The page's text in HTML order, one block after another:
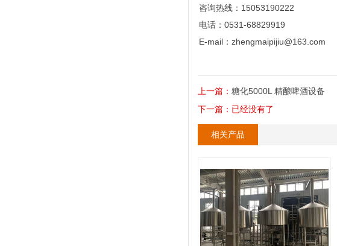
咨询热线：15053190222
电话：0531-68829919
E-mail：zhengmaipijiu@163.com
上一篇： 糖化5000L 精酿啤酒设备
下一篇：已经没有了
相关产品